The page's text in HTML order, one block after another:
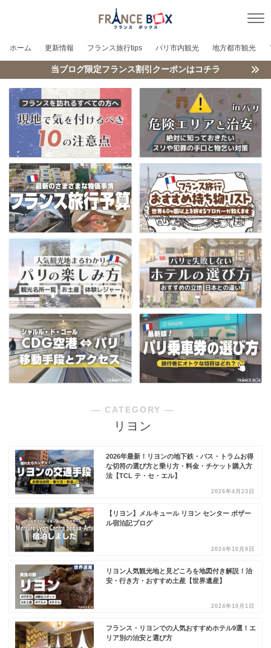
ホーム 更新情報 フランス旅行tips パリ市内観光 地方都市観光
当ブログ限定フランス割引クーポンはコチラ
― CATEGORY ―
リヨン
2026年最新！リヨンの地下鉄・バス・トラムお得
な切符の選び方と乗り方・料金・チケット購入方
法【TCL テ・セ・エル】
2026年4月23日
【リヨン】メルキュール リヨン センター ボザー
ル宿泊記ブログ
2024年10月8日
リヨン人気観光地と見どころを地図付き解説！治
安・行き方・おすすめ土産【世界遺産】
2024年10月1日
フランス・リヨンでの人気おすすめホテル9選！エ
リア別の治安と選び方